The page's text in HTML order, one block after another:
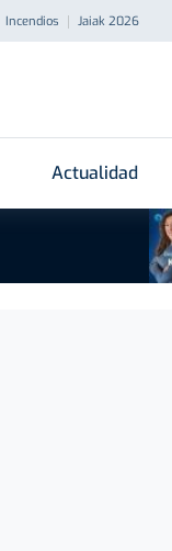
Incendios Jaiak 2026
Actualidad